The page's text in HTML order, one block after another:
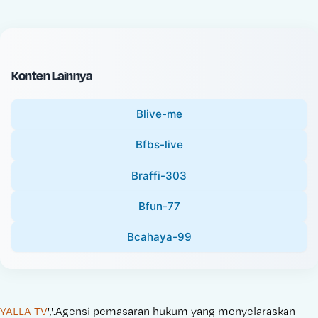
c
e
Konten Lainnya
Blive-me
Bfbs-live
Braffi-303
Bfun-77
Bcahaya-99
YALLA TV','.Agensi pemasaran hukum yang menyelaraskan